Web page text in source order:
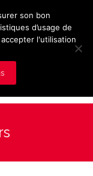
son bon
d’usage de
l'utilisation